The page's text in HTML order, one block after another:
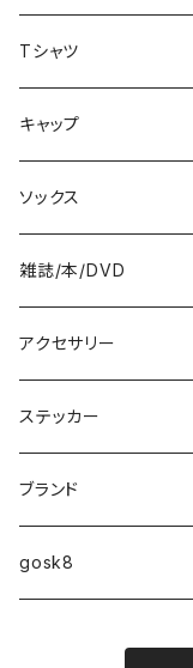
8.4インチ
8.5インチ
8.6インチ
8.7インチ
9インチ
9.2インチ
10インチ
ファンシェイプ
Tシャツ
キャップ
ソックス
雑誌/本/DVD
アクセサリー
ステッカー
ブランド
HIGHFIVE
gosk8